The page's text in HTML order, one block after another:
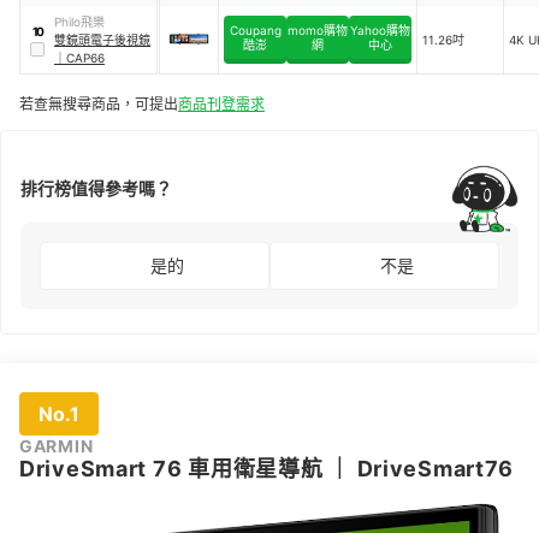
10
Philo飛樂
雙鏡頭電子後視鏡
CAP66
Coupang
酷澎
momo購物
網
Yahoo購物
中心
11.26吋 4K
若查無搜尋商品，可提出商品刊登需求
排行榜值得參考嗎？
是的 不是
No.1
GARMIN
DriveSmart 76 車用衛星導航 DriveSmart76